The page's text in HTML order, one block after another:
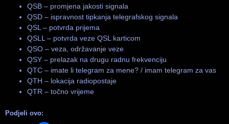
QSB – promjena jakosti signala
QSD – ispravnost tipkanja telegrafskog signala
QSL – potvrda prijema
QSLL – potvrda veze QSL karticom
QSO – veza, održavanje veze
QSY – prelazak na drugu radnu frekvenciju
QTC – imate li telegram za mene? / imam telegram za vas
QTH – lokacija radiopostaje
QTR – točno vrijeme
Podjeli ovo: